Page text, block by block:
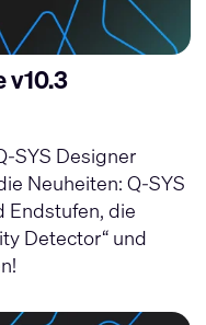
v10.3
SYS Designer
Neuheiten: Q-SYS
Endstufen, die
Detector“ und